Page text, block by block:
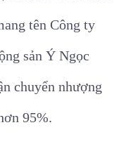
tên Công ty
sản Ý Ngọc
chuyển nhượng
95%.